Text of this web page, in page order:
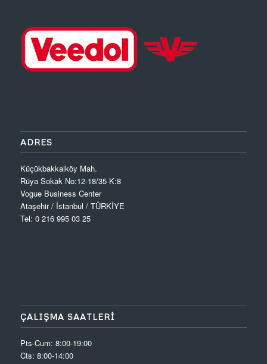
ADRES
Küçükbakkalköy Mah.
Rüya Sokak No:12-18/35 K:8
Vogue Business Center
Ataşehir / İstanbul / TÜRKİYE
Tel: 0 216 995 03 25
ÇALIŞMA SAATLERİ
Pts-Cum: 8:00-19:00
Cts: 8:00-14:00